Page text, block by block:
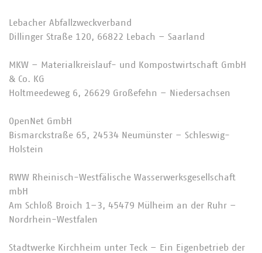
Lebacher Abfallzweckverband
Dillinger Straße 120, 66822 Lebach – Saarland
MKW – Materialkreislauf- und Kompostwirtschaft GmbH
& Co. KG
Holtmeedeweg 6, 26629 Großefehn – Niedersachsen
OpenNet GmbH
Bismarckstraße 65, 24534 Neumünster – Schleswig-
Holstein
RWW Rheinisch-Westfälische Wasserwerksgesellschaft
mbH
Am Schloß Broich 1–3, 45479 Mülheim an der Ruhr –
Nordrhein-Westfalen
Stadtwerke Kirchheim unter Teck – Ein Eigenbetrieb der